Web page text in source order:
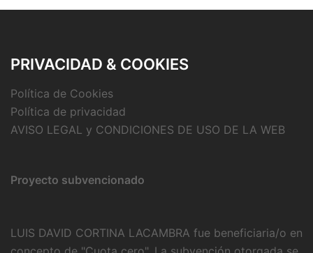
PRIVACIDAD & COOKIES
Política de Cookies
Política de privacidad
AVISO LEGAL y CONDICIONES DE USO DE LA WEB
Proyecto subvencionado
LUIS DAVID CORTINA LACAMBRA fue beneficiaria/o en